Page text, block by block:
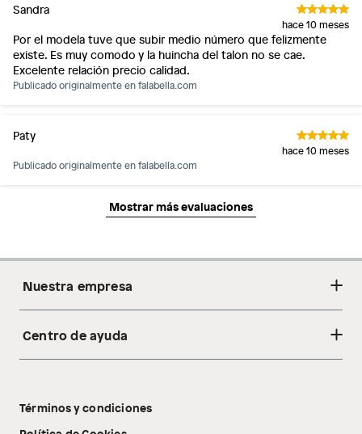
Sandra
hace 10 meses
Por el modela tuve que subir medio número que felizmente
existe. Es muy comodo y la huincha del talon no se cae.
Excelente relación precio calidad.
Publicado originalmente enfalabella.com
Paty
hace 10 meses
Publicado originalmente enfalabella.com
Mostrar más evaluaciones
Nuestra empresa
Acerca de nosotros
Tecnología Pillow Walk
Centro de ayuda
Libro de reclamaciones
Términos y condiciones